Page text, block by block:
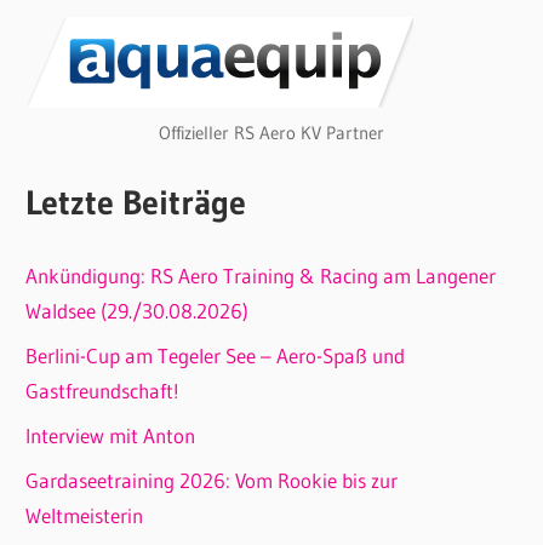
Offizieller RS Aero KV Partner
Letzte Beiträge
Ankündigung: RS Aero Training & Racing am Langener
Waldsee (29./30.08.2026)
Berlini-Cup am Tegeler See – Aero-Spaß und
Gastfreundschaft!
Interview mit Anton
Gardaseetraining 2026: Vom Rookie bis zur
Weltmeisterin